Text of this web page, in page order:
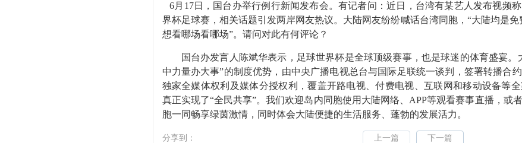
6月17日，国台办举行例行新闻发布会。有记者问：近日，台湾有某艺人发布视频
界杯足球赛，相关话题引发两岸网友热议。大陆网友纷纷喊话台湾同胞，“大陆均是免
想看哪场看哪场”。请问对此有何评论？
国台办发言人陈斌华表示，足球世界杯是全球顶级赛事，也是球迷的体育盛宴。
中力量办大事”的制度优势，由中央广播电视总台与国际足联统一谈判，签署转播合
独家全媒体权利及媒体分授权利，覆盖开路电视、付费电视、互联网和移动设备等
真正实现了“全民共享”。我们欢迎岛内同胞使用大陆网络、APP等观看赛事直播，或
胞一同畅享绿茵激情，同时体会大陆便捷的生活服务、蓬勃的发展活力。
分享到： 上一篇 下一篇